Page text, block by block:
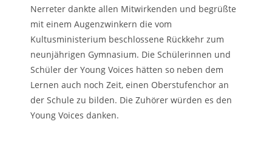
Nerreter dankte allen Mitwirkenden und begrüßte
mit einem Augenzwinkern die vom
Kultusministerium beschlossene Rückkehr zum
neunjährigen Gymnasium. Die Schülerinnen und
Schüler der Young Voices hätten so neben dem
Lernen auch noch Zeit, einen Oberstufenchor an
der Schule zu bilden. Die Zuhörer würden es den
Young Voices danken.